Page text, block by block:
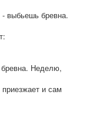
выбьешь бревна.
бревна. Неделю,
и сам